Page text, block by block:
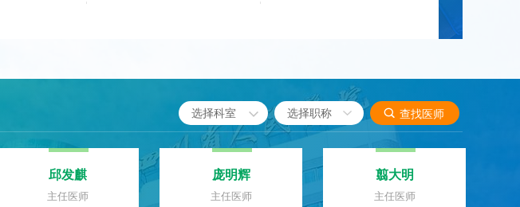
选择科室   查找医师
陈和平
主任医师
卢静
主任医师
刘卫东
主任医师